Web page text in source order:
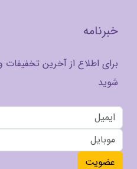
خبرنامه
برای اطلاع از آخرین
شوید
عضویت